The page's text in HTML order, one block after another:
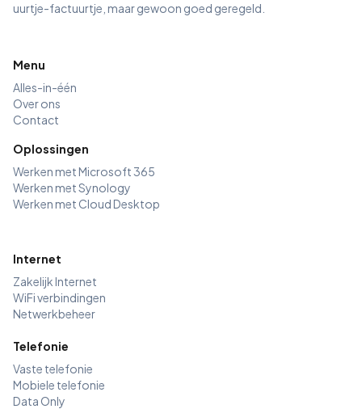
uurtje-factuurtje, maar gewoon goed geregeld.
Menu
Alles-in-één
Over ons
Contact
Oplossingen
Werken met Microsoft 365
Werken met Synology
Werken met Cloud Desktop
Internet
Zakelijk Internet
WiFi verbindingen
Netwerkbeheer
Telefonie
Vaste telefonie
Mobiele telefonie
Data Only